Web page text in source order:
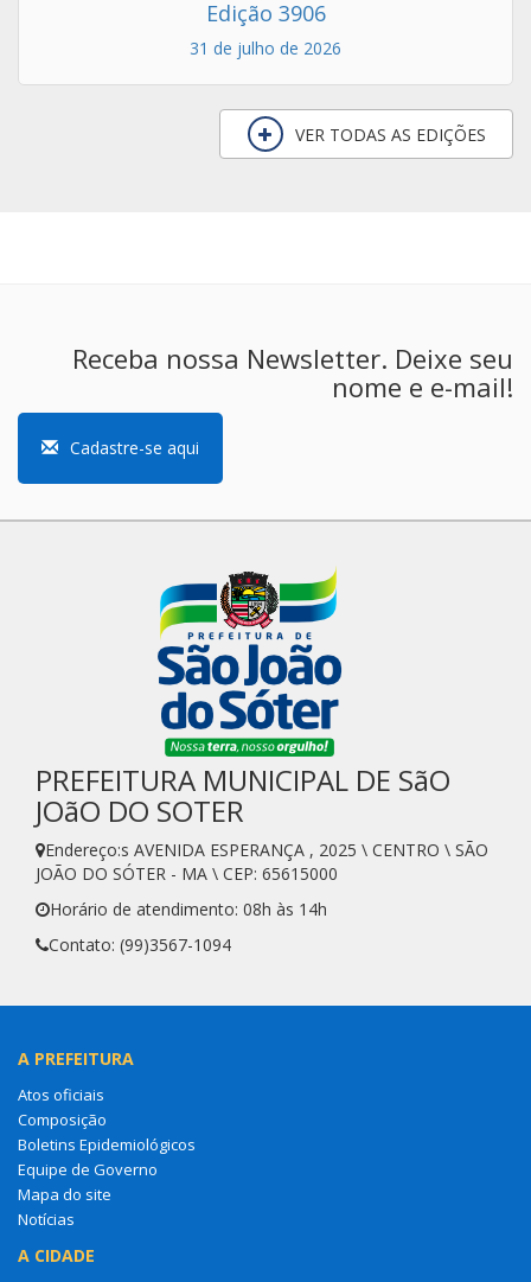
VER TODAS AS EDIÇÕES
PREFEITURA MUNICIPAL DE SãO
JOãO DO SOTER
Endereço:s AVENIDA ESPERANÇA , 2025 \ CENTRO \ SÃO
JOÃO DO SÓTER - MA \ CEP: 65615000
Horário de atendimento: 08h às 14h
Contato: (99)3567-1094
A PREFEITURA
Equipe de Governo
Notícias
A CIDADE
Nossa história
Hino da cidade
Lei de criação
SERVIÇOS